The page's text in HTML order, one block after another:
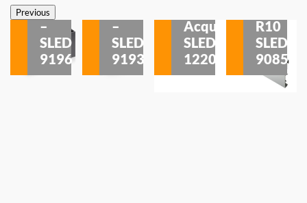
PreviousSobrepor
–
SLED
9196
–
SLED
9193
Acqua
SLED
1220
R10
SLED
9085